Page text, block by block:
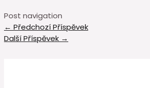
Post navigation
← Předchozí Příspěvek
Další Příspěvek →